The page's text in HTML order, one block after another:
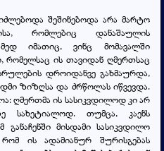
შეშინებოდა არა მარტო
რომლებიც დანაშაულის
იმათიც, ვინც მომავალში
რომელსაც ის თავიდან ღმერთსაც
დროიდანვე გახმაურდა,
ზიზღსა და ძრწოლას იწვევდა.
ღმერთმა ის სასიკვდილოდ კი არ
სახეტიალოდ. თუმცა, კაენს
მისდამი სასიკვდილო
ის ადამიანურ შურისგებას